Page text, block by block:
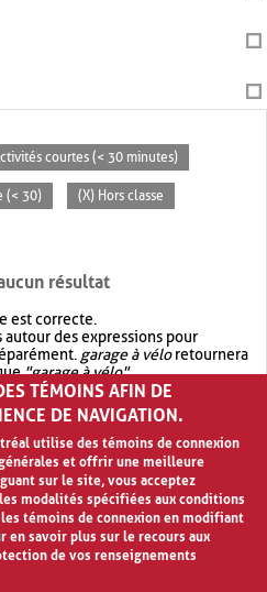
courtes (< 30 minutes)
(< 30) (X) Hors classe
résultat
est correcte.
des expressions pour
garage à véloretournera
"garage à vélo".
avec OR.garage OR vélo
résultat quegarage à vélo
TÉMOINS AFIN DE
DE NAVIGATION.
utilise des témoins de connexion
et offrir une meilleure
sur le site, vous acceptez
modalités spécifiées aux conditions
témoins de connexion en modifiant
en savoir plus sur le recours aux
de vos renseignements